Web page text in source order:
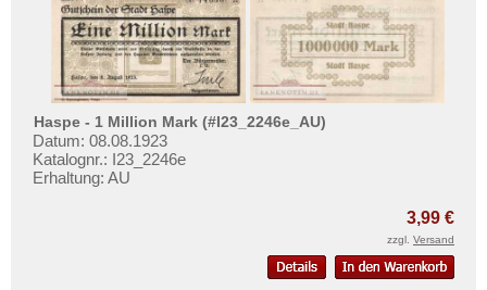
Haspe - 1 Million Mark (#I23_2246e_AU)
Datum: 08.08.1923
Katalognr.: I23_2246e
Erhaltung: AU
3,99 €
zzgl. Versand